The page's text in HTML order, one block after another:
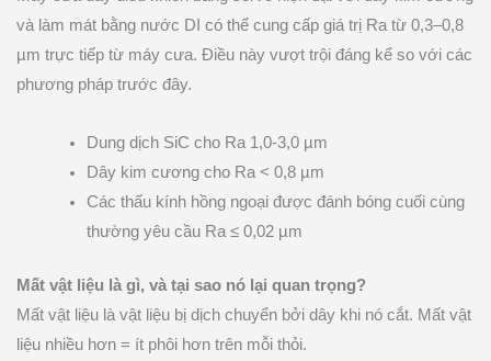
và làm mát bằng nước DI có thể cung cấp giá trị Ra từ 0,3–0,8
µm trực tiếp từ máy cưa. Điều này vượt trội đáng kể so với các
phương pháp trước đây.
Dung dịch SiC cho Ra 1,0-3,0 µm
Dây kim cương cho Ra < 0,8 µm
Các thấu kính hồng ngoại được đánh bóng cuối cùng
thường yêu cầu Ra ≤ 0,02 µm
Mất vật liệu là gì, và tại sao nó lại quan trọng?
Mất vật liệu là vật liệu bị dịch chuyển bởi dây khi nó cắt. Mất vật
liệu nhiều hơn = ít phôi hơn trên mỗi thỏi.